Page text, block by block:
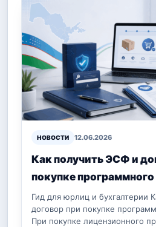
НОВОСТИ 12.06.2026
Как получить ЭСФ и
покупке
Гид для юрлиц и бухгалтерии
договор при покупке
При покупке лицензионного